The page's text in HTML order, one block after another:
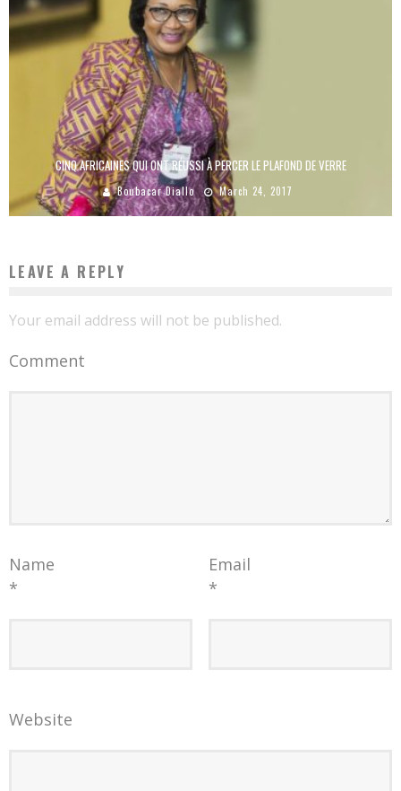
CINQ AFRICAINES QUI ONT RÉUSSI À PERCER LE PLAFOND DE VERRE
Boubacar Diallo March 24, 2017
LEAVE A REPLY
Your email address will not be published.
Comment
Name
*
Email
*
Website